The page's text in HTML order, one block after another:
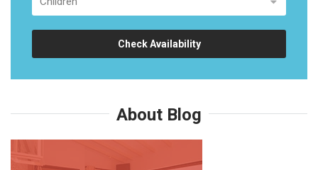
Check Availability
About Blog